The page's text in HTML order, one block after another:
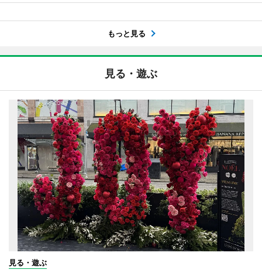
もっと見る
見る・遊ぶ
見る・遊ぶ